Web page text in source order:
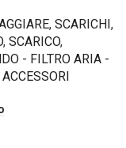
, SCARICHI ,
, SCARICO,
- FILTRO ARIA -